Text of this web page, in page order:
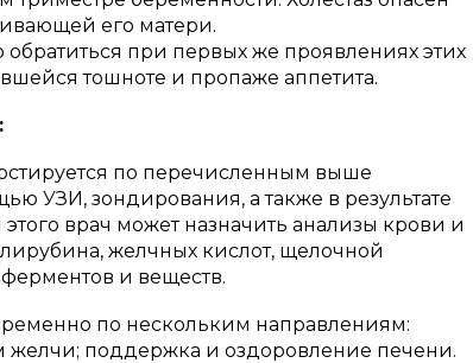
его матери.
обратиться при первых же проявлениях этих
тошноте и пропаже аппетита.
по перечисленным выше
УЗИ, зондирования, а также в результате
врач может назначить анализы крови и
желчных кислот, щелочной
и веществ.
по нескольким направлениям:
желчи; поддержка и оздоровление печени.